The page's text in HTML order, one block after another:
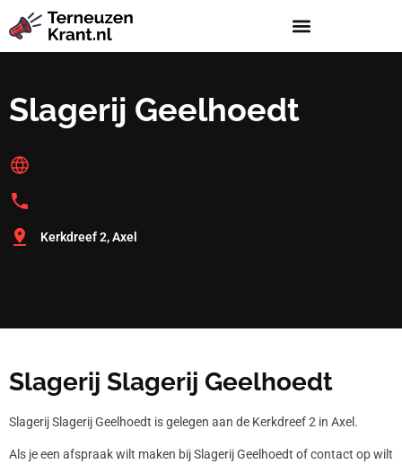
Slagerij Geelhoedt
Kerkdreef 2, Axel
Slagerij Slagerij Geelhoedt
Slagerij Slagerij Geelhoedt is gelegen aan de Kerkdreef 2 in Axel.
Als je een afspraak wilt maken bij Slagerij Geelhoedt of contact op wilt